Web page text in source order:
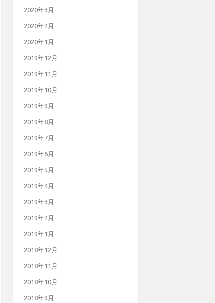
2020年3月
2020年2月
2020年1月
2019年12月
2019年11月
2019年10月
2019年9月
2019年8月
2019年7月
2019年6月
2019年5月
2019年4月
2019年3月
2019年2月
2019年1月
2018年12月
2018年11月
2018年10月
2018年9月